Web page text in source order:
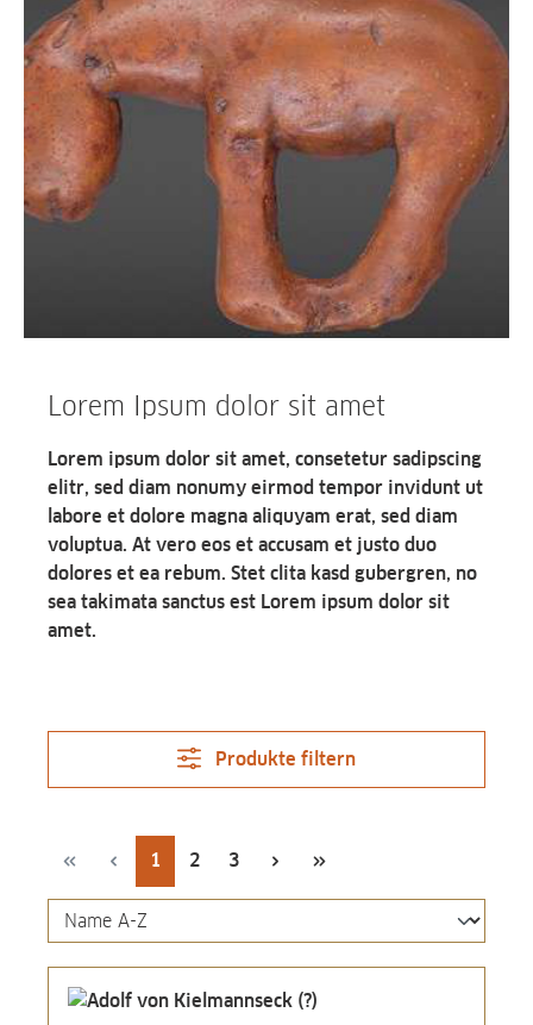
Lorem Ipsum dolor sit amet
Lorem ipsum dolor sit amet, consetetur sadipscing
elitr, sed diam nonumy eirmod tempor invidunt ut
labore et dolore magna aliquyam erat, sed diam
voluptua. At vero eos et accusam et justo duo
dolores et ea rebum. Stet clita kasd gubergren, no
sea takimata sanctus est Lorem ipsum dolor sit
amet.
Produkte filtern
Seite
1 Seite
2 Seite
3